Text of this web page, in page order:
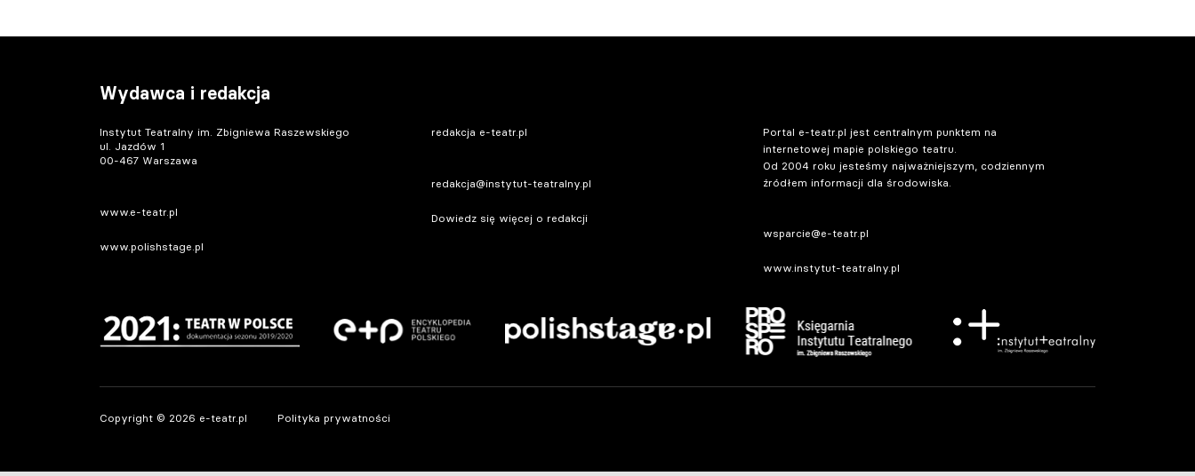
Wydawca i redakcja
Instytut Teatralny im. Zbigniewa Raszewskiego
ul. Jazdów 1
00-467 Warszawa
www.e-teatr.pl
www.polishstage.pl
redakcja e-teatr.pl
redakcja@instytut-teatralny.pl
Dowiedz się więcej o redakcji
Portal e-teatr.pl jest centralnym punktem na
internetowej mapie polskiego teatru.
Od 2004 roku jesteśmy najważniejszym, codziennym
źródłem informacji dla środowiska.
wsparcie@e-teatr.pl
www.instytut-teatralny.pl
Copyright © 2026 e-teatr.pl Polityka prywatności